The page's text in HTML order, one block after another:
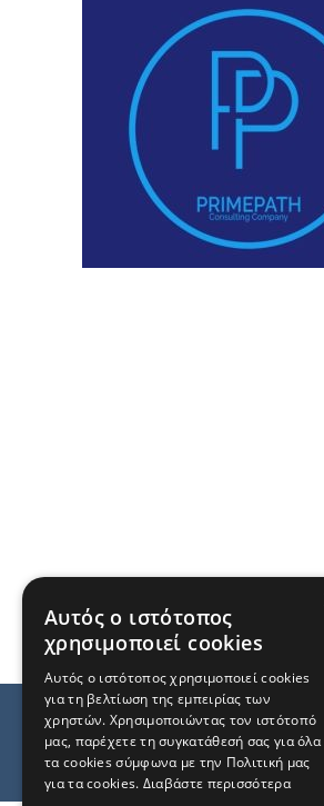
Αυτός ο ιστότοπος
χρησιμοποιεί cookies
Αυτός ο ιστότοπος χρησιμοποιεί cookies
για τη βελτίωση της εμπειρίας των
χρηστών. Χρησιμοποιώντας τον ιστότοπό
μας, παρέχετε τη συγκατάθεσή σας για όλα
τα cookies σύμφωνα με την Πολιτική μας
για τα cookies. Διαβάστε περισσότερα